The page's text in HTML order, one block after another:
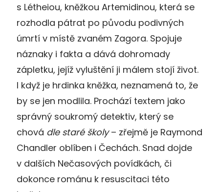
s Létheiou, kněžkou Artemidinou, která se
rozhodla pátrat po původu podivných
úmrtí v místě zvaném Zagora. Spojuje
náznaky i fakta a dává dohromady
zápletku, jejíž vyluštění ji málem stojí život.
I když je hrdinka kněžka, neznamená to, že
by se jen modlila. Prochází textem jako
správný soukromý detektiv, který se
chová dle staré školy– zřejmě je Raymond
Chandler oblíben i Čechách. Snad dojde
v dalších Nečasových povídkách, či
dokonce románu k resuscitaci této